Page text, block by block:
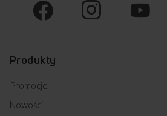
57GE2.33ZPP(XX) (kod: 54751)
57GE2.33HZPTA(W) (kod: 54752)
57GE3.43HZPTA(XX) (kod: 54755)
EEBM 6421 AA (kod: 54758)
DEBM 6421 AA (kod: 54760)
EBI 810 64 AA (kod: 54762)
Produkty
Promocje
Nowości